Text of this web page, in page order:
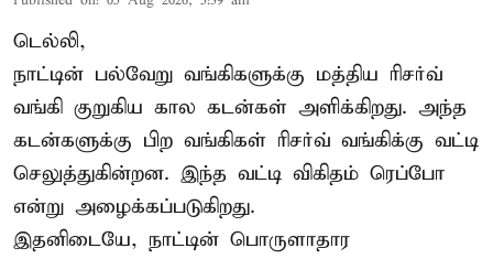
டெல்லி,
நாட்டின் பல்வேறு வங்கிகளுக்கு மத்திய ரிசர்வ்
வங்கி குறுகிய கால கடன்கள் அளிக்கிறது. அந்த
கடன்களுக்கு பிற வங்கிகள் ரிசர்வ் வங்கிக்கு வட்டி
செலுத்துகின்றன. இந்த வட்டி விகிதம் ரெப்போ
என்று அழைக்கப்படுகிறது.
இதனிடையே, நாட்டின் பொருளாதார